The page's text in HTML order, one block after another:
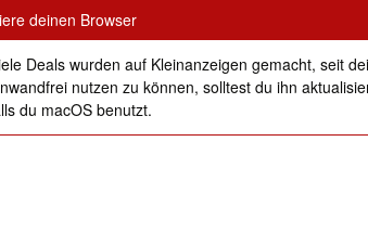
deinen Browser
Deals wurden auf Kleinanzeigen gemacht, seit
nutzen zu können, solltest du ihn
du macOS benutzt.